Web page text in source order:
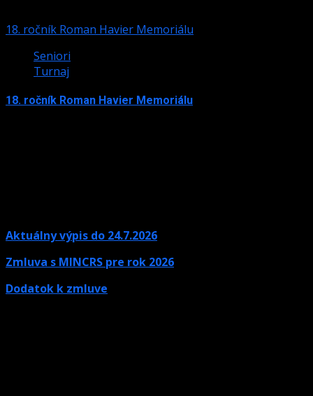
18. ročník Roman Havier Memoriálu
Seniori
Turnaj
18. ročník Roman Havier Memoriálu
Aktuálny výpis do 24.7.2026
Zmluva s MINCRS pre rok 2026
Dodatok k zmluve